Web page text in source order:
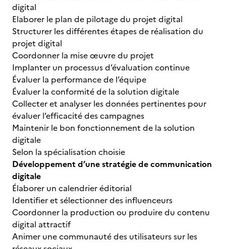
digital
Elaborer le plan de pilotage du projet digital
Structurer les différentes étapes de réalisation du
projet digital
Coordonner la mise œuvre du projet
Implanter un processus d’évaluation continue
Évaluer la performance de l’équipe
Évaluer la conformité de la solution digitale
Collecter et analyser les données pertinentes pour
évaluer l’efficacité des campagnes
Maintenir le bon fonctionnement de la solution
digitale
Selon la spécialisation choisie
Développement d’une stratégie de communication
digitale
Élaborer un calendrier éditorial
Identifier et sélectionner des influenceurs
Coordonner la production ou produire du contenu
digital attractif
Animer une communauté des utilisateurs sur les